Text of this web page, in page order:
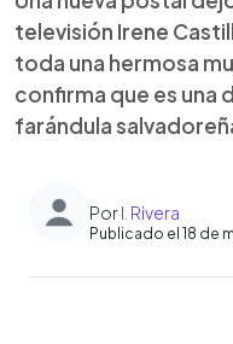
televisión Irene
toda una hermosa
confirma que es una
farándula
PorI. Rivera
Publicado el 18 de